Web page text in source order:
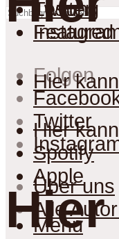
Hier
Spotify
Apple
Menu
Twitter
Hier
Lesung
Featured
Folgen
Twitter
Über uns
Alle